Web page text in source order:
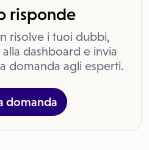
risponde
risolve i tuoi dubbi,
dashboard e invia
domanda agli esperti.
domanda